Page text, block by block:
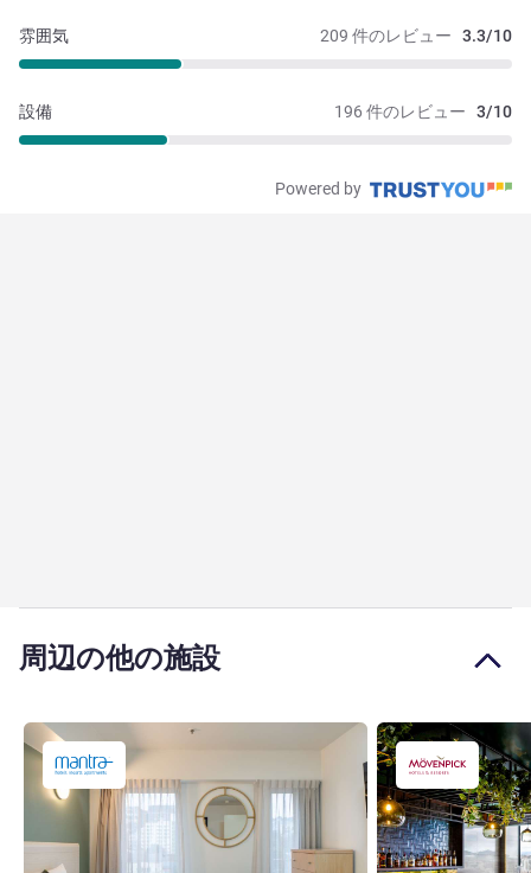
209 件のレビュー 3.3/10
雰囲気
196 件のレビュー 3/10
設備
Powered by
周辺の他の施設